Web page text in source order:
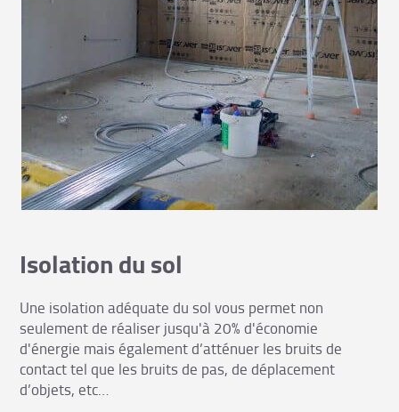
Isolation du sol
Une isolation adéquate du sol vous permet non
seulement de réaliser jusqu'à 20% d'économie
d'énergie mais également d’atténuer les bruits de
contact tel que les bruits de pas, de déplacement
d’objets, etc…